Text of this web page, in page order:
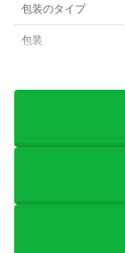
包装のタイプ
包装